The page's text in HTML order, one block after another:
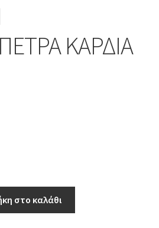
ΚΑΡΔΙΑ
στο καλάθι